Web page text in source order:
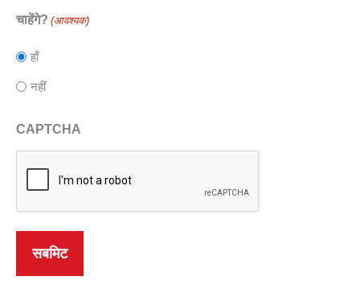
चाहेंगे? (आवश्यक)
हाँ
नहीं
CAPTCHA